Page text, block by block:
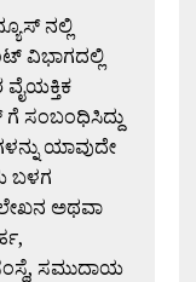
ನಲ್ಲಿ
ವಿಭಾಗದಲ್ಲಿ
ಸಂಬಂಧಿಸಿದ್ದು
ಯಾವುದೇ
ಬಳಗ
ಅಥವಾ
ಸಮುದಾಯ